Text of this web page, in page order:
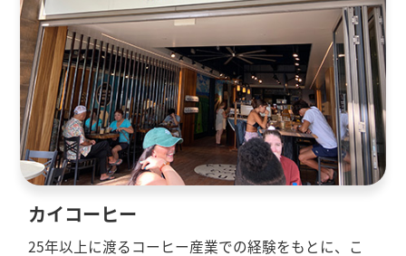
カイコーヒー
25年以上に渡るコーヒー産業での経験をもとに、こ